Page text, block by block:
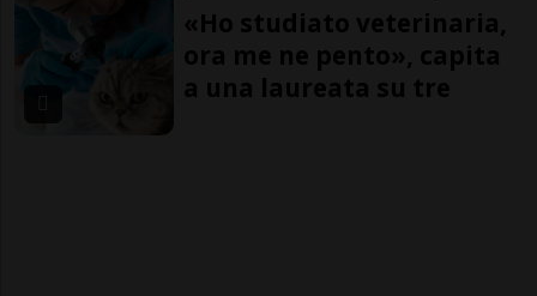
«Ho studiato veterinaria,
ora me ne pento», capita
a una laureata su tre